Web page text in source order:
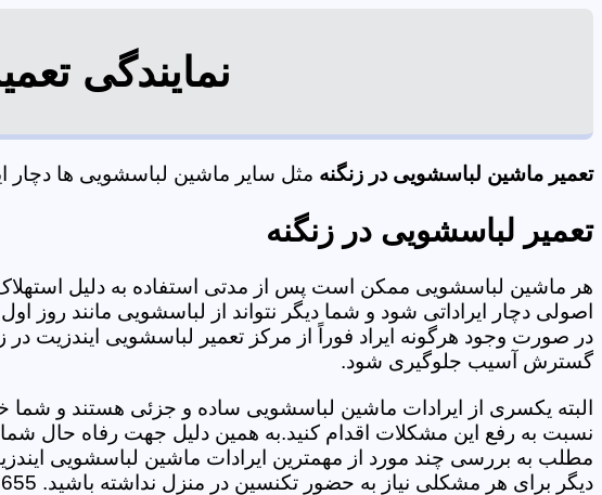
نمایندگی
تعمیر ماشین لباسشویی در زنگنه مثل سایر ماشین لباسشویی ها دچار
تعمیر لباسشویی در زنگنه
هر ماشین لباسشویی ممکن است پس از مدتی استفاده به دلیل
اصولی دچار ایراداتی شود و شما دیگر نتواند از لباسشویی مانند روز
در صورت وجود هرگونه ایراد فوراً از مرکز تعمیر لباسشویی ایندزیت در
گسترش آسیب جلوگیری شود.
البته یکسری از ایرادات ماشین لباسشویی ساده و جزئی هستند و شما
نسبت به رفع این مشکلات اقدام کنید.به همین دلیل جهت رفاه حال شما
مطلب به بررسی چند مورد از مهمترین ایرادات ماشین لباسشویی
دیگر برای هر مشکلی نیاز به حضور تکنسین در منزل نداشته باشید. 09125353655-آقای هاشمی